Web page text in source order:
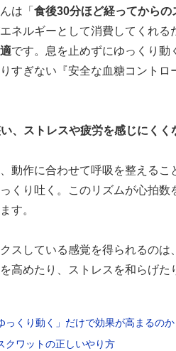
は「 食後30分ほど経ってからの
ネルギーとして消費してくれる
です。息を止めずにゆっくり
すぎない『安全な血糖コントロ
、ストレスや疲労を感じにくく
動作に合わせて呼吸を整えるこ
くり吐く。このリズムが心拍
す。
スしている感覚を得られるの
高めたり、ストレスを和らげ
っくり動く」だけで効果が高まるのか
クワットの正しいやり方